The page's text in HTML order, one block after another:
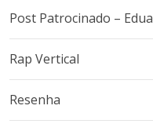
Post Patrocinado –
Rap Vertical
Resenha